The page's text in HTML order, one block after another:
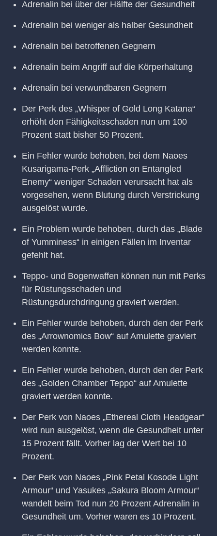
Adrenalin bei über der Hälfte der Gesundheit
Adrenalin bei weniger als halber Gesundheit
Adrenalin bei betroffenen Gegnern
Adrenalin beim Angriff auf die Körperhaltung
Adrenalin bei verwundbaren Gegnern
Der Perk des „Whisper of Gold Long Katana“
erhöht den Fähigkeitsschaden nun um 100
Prozent statt bisher 50 Prozent.
Ein Fehler wurde behoben, bei dem Naoes
Kusarigama-Perk „Affliction on Entangled
Enemy“ weniger Schaden verursacht hat als
vorgesehen, wenn Blutung durch Verstrickung
ausgelöst wurde.
Ein Problem wurde behoben, durch das „Blade
of Yumminess“ in einigen Fällen im Inventar
gefehlt hat.
Teppo- und Bogenwaffen können nun mit Perks
für Rüstungsschaden und
Rüstungsdurchdringung graviert werden.
Ein Fehler wurde behoben, durch den der Perk
des „Arrownomics Bow“ auf Amulette graviert
werden konnte.
Ein Fehler wurde behoben, durch den der Perk
des „Golden Chamber Teppo“ auf Amulette
graviert werden konnte.
Der Perk von Naoes „Ethereal Cloth Headgear“
wird nun ausgelöst, wenn die Gesundheit unter
15 Prozent fällt. Vorher lag der Wert bei 10
Prozent.
Der Perk von Naoes „Pink Petal Kosode Light
Armour“ und Yasukes „Sakura Bloom Armour“
wandelt beim Tod nun 20 Prozent Adrenalin in
Gesundheit um. Vorher waren es 10 Prozent.